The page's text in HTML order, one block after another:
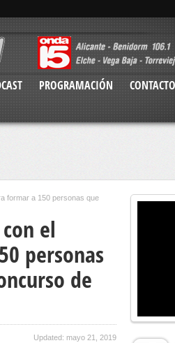
PROGRAMACIÓN CONTACTO
formar a 150 personas que
el
personas
de
Updated: mayo 21, 2019